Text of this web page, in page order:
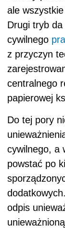
ale
Drugi tryb
cywilnego
z przyczyn
centralnego
papierowej
Do tej pory
cywilnego, a
powstać po
odpis